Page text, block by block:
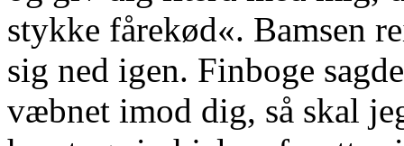
stykke fårekød«. Bamsen
sig ned igen. Finboge
væbnet imod dig, så skal